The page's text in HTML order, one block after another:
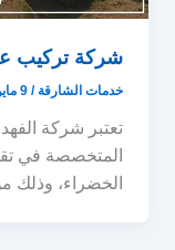
شركة تركيب
خدمات الشارقة /9 مايو، 2026
تعتبر شركة
المتخصصة في
الخضراء، وذلك